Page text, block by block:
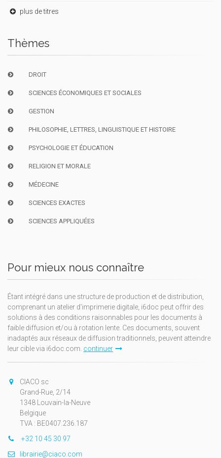
plus de titres
Thèmes
DROIT
SCIENCES ÉCONOMIQUES ET SOCIALES
GESTION
PHILOSOPHIE, LETTRES, LINGUISTIQUE ET HISTOIRE
PSYCHOLOGIE ET ÉDUCATION
RELIGION ET MORALE
MÉDECINE
SCIENCES EXACTES
SCIENCES APPLIQUÉES
Pour mieux nous connaître
Étant intégré dans une structure de production et de distribution,
comprenant un atelier d'imprimerie digitale, i6doc peut offrir des
solutions à des conditions raisonnables pour les documents à
faible diffusion et/ou à rotation lente. Ces documents, souvent
inadaptés aux réseaux de diffusion traditionnels, peuvent atteindre
leur cible via i6doc.com. continuer
CIACO sc
Grand-Rue, 2/14
1348 Louvain-la-Neuve
Belgique
TVA : BE0407.236.187
+32 10 45 30 97
librairie@ciaco.com